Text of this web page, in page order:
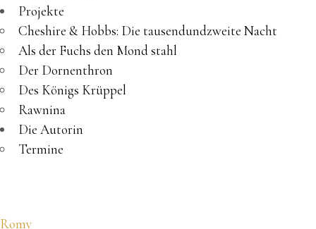
Projekte
Cheshire & Hobbs: Die tausendundzweite Nacht
Als der Fuchs den Mond stahl
Der Dornenthron
Des Königs Krüppel
Rawnina
Die Autorin
Termine
Romy